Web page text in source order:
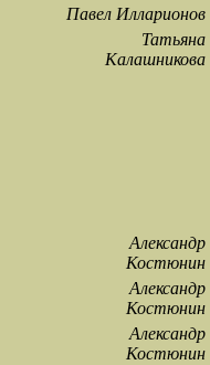
Павел Илларионов
Татьяна
Калашникова
Александр
Костюнин
Александр
Костюнин
Александр
Костюнин